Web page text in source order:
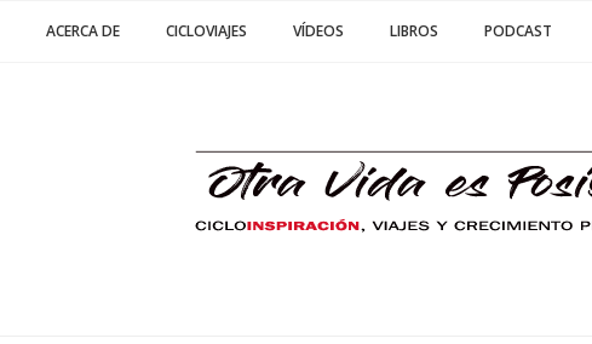
ACERCA DE CICLOVIAJES VÍDEOS LIBROS PODCAST